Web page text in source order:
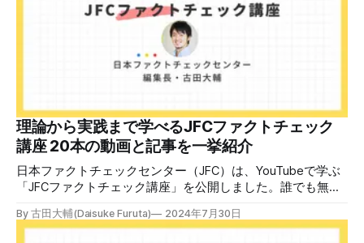
ファクトチェックセンター（JFC）による講師養成講座で
す。 講師養成講座（オンラインで90分）を受講いただいた
後、修了課題を提出された方には、教室や職場などで利用可
能な教材の提... powered by Peatix : More than a
す。 受講生には教材を提供 デマや不確かな情報が蔓延する
中で、自衛策が求められています。「気をつけて」というだ
けでは、対策になりません。最初から騙されたい人はいませ
ん。誰だって気をつけているのに、誤った情
理論から実践まで学べるJFCファクトチェック
講座 20本の動画と記事を一挙紹介
日本ファクトチェックセンター（JFC）は、YouTubeで学ぶ
「JFCファクトチェック講座」を公開しました。誰でも無料
ファクトチェックやメディアリテラシーの知識を学ぶことが
By 古田大輔(Daisuke Furuta) 2024年7月30日